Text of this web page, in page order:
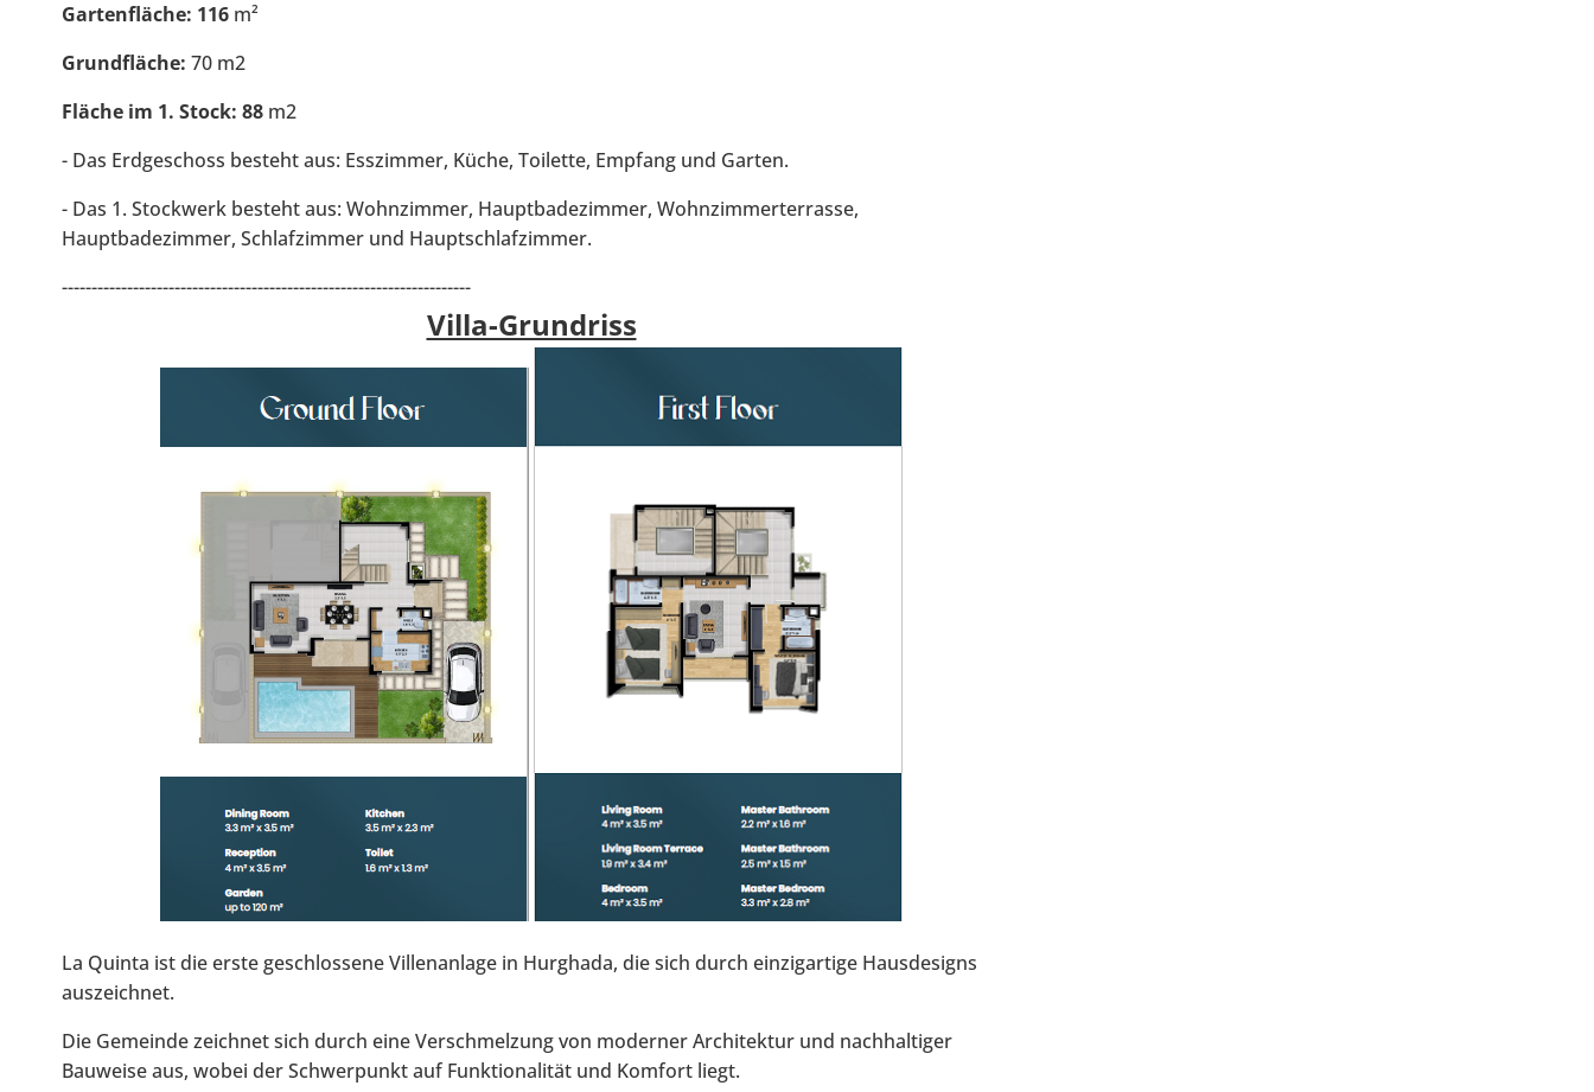
Gartenfläche: 116 m²
Grundfläche: 70 m2
Fläche im 1. Stock: 88 m2
- Das Erdgeschoss besteht aus: Esszimmer, Küche, Toilette, Empfang und Garten.
- Das 1. Stockwerk besteht aus: Wohnzimmer, Hauptbadezimmer, Wohnzimmerterrasse,
Hauptbadezimmer, Schlafzimmer und Hauptschlafzimmer.
---------------------------------------------------------------------
Villa-Grundriss
La Quinta ist die erste geschlossene Villenanlage in Hurghada, die sich durch einzigartige Hausdesigns
auszeichnet.
Die Gemeinde zeichnet sich durch eine Verschmelzung von moderner Architektur und nachhaltiger
Bauweise aus, wobei der Schwerpunkt auf Funktionalität und Komfort liegt.